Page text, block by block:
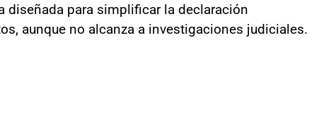
diseñada para simplificar la declaración
aunque no alcanza a investigaciones judiciales.